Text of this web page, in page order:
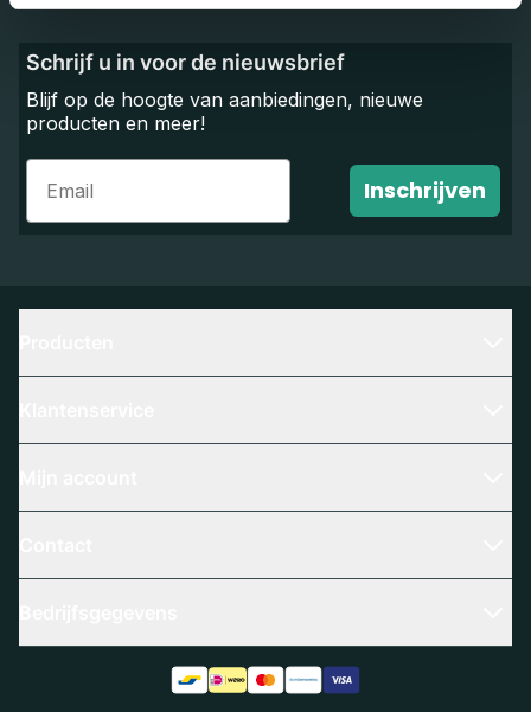
Schrijf u in voor de nieuwsbrief
Blijf op de hoogte van aanbiedingen, nieuwe
producten en meer!
Email
Inschrijven